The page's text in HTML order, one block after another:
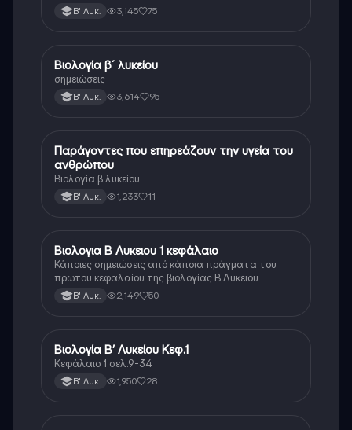
Β' Λυκ. 3,145 75
Βιολογία
Βιολογία β´ λυκείου
σημειώσεις
Β' Λυκ. 3,614 95
Βιολογία
Παράγοντες που επηρεάζουν την υγεία του
ανθρώπου
Βιολογία β λυκείου
Β' Λυκ. 1,233 11
Βιολογία
Βιολογια Β Λυκειου 1 κεφάλαιο
Κάποιες σημειώσεις από κάποια πράγματα του
πρώτου κεφαλαίου της βιολογίας Β Λυκειου
Β' Λυκ. 2,149 50
Βιολογία
Βιολογία Β’ Λυκείου Κεφ.1
Κεφάλαιο 1 σελ.9-34
Β' Λυκ. 1,950 28